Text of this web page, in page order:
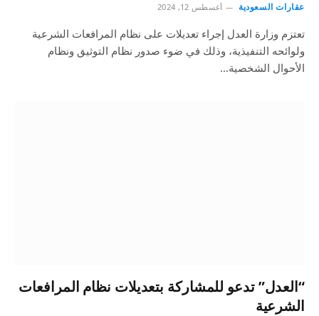
عقارات السعودية أغسطس 12, 2024
تعتزم وزارة العدل إجراء تعديلات على نظام المرافعات الشرعية
ولوائحه التنفيذية، وذلك في ضوء صدور نظام التوثيق ونظام
الأحوال الشخصية…
“العدل” تدعو للمشاركة بتعديلات نظام المرافعات
الشرعية